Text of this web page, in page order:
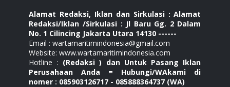
Alamat Redaksi, Iklan dan Sirkulasi : Alamat
Redaksi/Iklan /Sirkulasi : Jl Baru Gg. 2 Dalam
No. 1 Cilincing Jakarta Utara 14130 ------
Email : wartamaritimindonesia@gmail.com
Website: www.wartamaritimindonesia.com
Hotline : (Redaksi ) dan Untuk Pasang Iklan
Perusahaan Anda = Hubungi/WAkami di
nomer : 085903126717 - 085888364737 (WA)